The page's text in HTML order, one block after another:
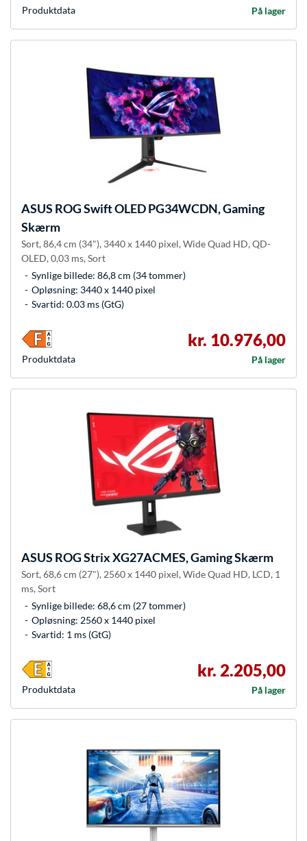
På lager
Produkt­data
ASUS ROG Swift OLED PG34WCDN, Gaming
Skærm
Sort, 86,4 cm (34"), 3440 x 1440 pixel, Wide Quad HD, QD-
OLED, 0,03 ms, Sort
Synlige billede: 86,8 cm (34 tommer)
Opløsning: 3440 x 1440 pixel
Svartid: 0.03 ms (GtG)
kr. 10.976,00
På lager
Produkt­data
ASUS ROG Strix XG27ACMES, Gaming Skærm
Sort, 68,6 cm (27"), 2560 x 1440 pixel, Wide Quad HD, LCD, 1
ms, Sort
Synlige billede: 68,6 cm (27 tommer)
Opløsning: 2560 x 1440 pixel
Svartid: 1 ms (GtG)
kr. 2.205,00
På lager
Produkt­data